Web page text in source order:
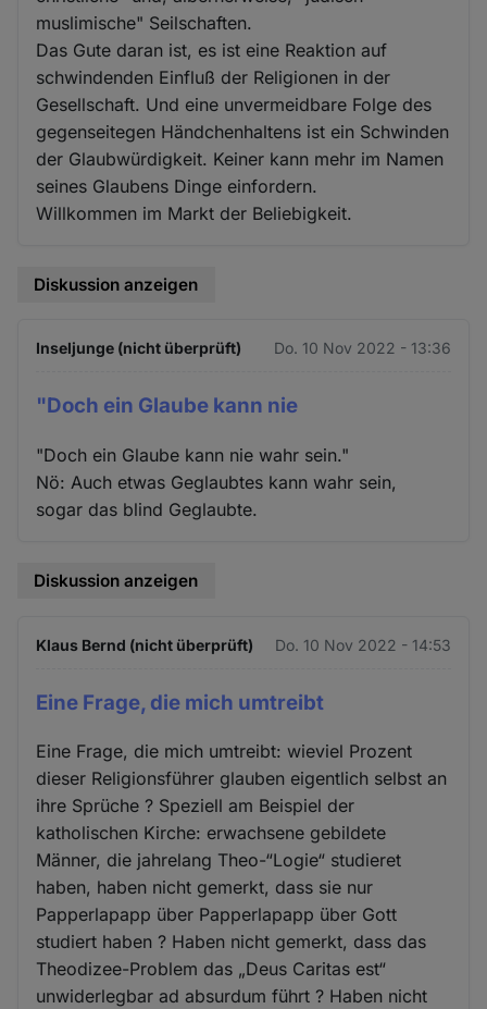
muslimische" Seilschaften.
Das Gute daran ist, es ist eine Reaktion auf
schwindenden Einfluß der Religionen in der
Gesellschaft. Und eine unvermeidbare Folge des
gegenseitegen Händchenhaltens ist ein Schwinden
der Glaubwürdigkeit. Keiner kann mehr im Namen
seines Glaubens Dinge einfordern.
Willkommen im Markt der Beliebigkeit.
Diskussion anzeigen
Inseljunge (nicht überprüft) Do. 10 Nov 2022 - 13:36
"Doch ein Glaube kann nie
"Doch ein Glaube kann nie wahr sein."
Nö: Auch etwas Geglaubtes kann wahr sein,
sogar das blind Geglaubte.
Diskussion anzeigen
Klaus Bernd (nicht überprüft) Do. 10 Nov 2022 - 14:53
Eine Frage, die mich umtreibt
Eine Frage, die mich umtreibt: wieviel Prozent
dieser Religionsführer glauben eigentlich selbst an
ihre Sprüche ? Speziell am Beispiel der
katholischen Kirche: erwachsene gebildete
Männer, die jahrelang Theo-“Logie“ studieret
haben, haben nicht gemerkt, dass sie nur
Papperlapapp über Papperlapapp über Gott
studiert haben ? Haben nicht gemerkt, dass das
Theodizee-Problem das „Deus Caritas est“
unwiderlegbar ad absurdum führt ? Haben nicht